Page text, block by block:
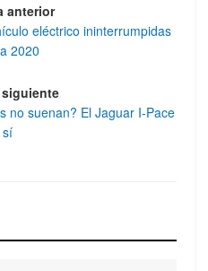
anterior
eléctrico ininterrumpidas
2020
no suenan? El Jaguar I-Pace
sí